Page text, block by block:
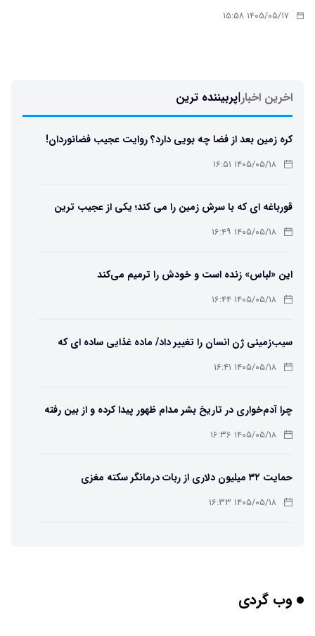
۱۴۰۵/۰۵/۱۷ ۱۵:۵۸
اخرین اخبار|پربیننده ترین
کره زمین بعد از فضا چه بویی دارد؟ روایت عجیب فضانوردان!
۱۴۰۵/۰۵/۱۸ ۱۶:۵۱
قورباغه ای که با سرش زمین را می کند؛ یکی از عجیب ترین
دوزیستان جهان
۱۴۰۵/۰۵/۱۸ ۱۶:۴۹
این «لباس» زنده است و خودش را ترمیم می‌کند
۱۴۰۵/۰۵/۱۸ ۱۶:۴۴
سیب‌زمینی ژن انسان را تغییر داد/ ماده غذایی ساده ای که
مسیر تکامل را عوض کرد!
۱۴۰۵/۰۵/۱۸ ۱۶:۴۱
چرا آدم‌خواری در تاریخ بشر مدام ظهور پیدا کرده و از بین رفته
است؟۱۴۰۵/۰۵/۱۸ ۱۶:۳۶
حمایت ۳۲ میلیون دلاری از ربات درمانگر سکته مغزی
۱۴۰۵/۰۵/۱۸ ۱۶:۳۳
واضح‌ترین تصاویر تاریخ از سطح خورشید؛ رصد مستقیم موتور
وب گردی